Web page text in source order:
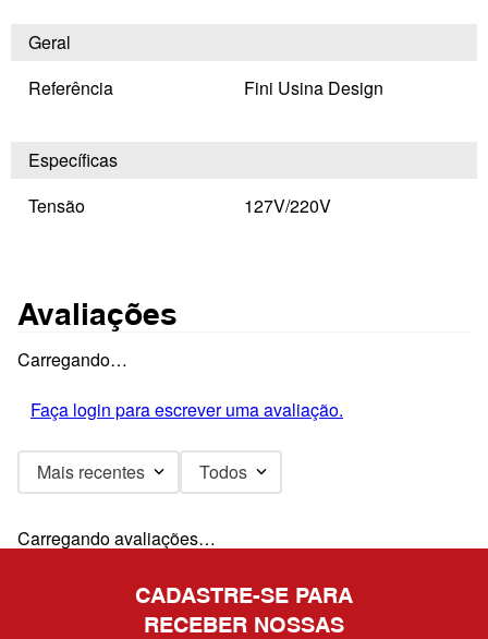
Geral
Referência
Fini Usina Design
Específicas
Tensão
127V/220V
Avaliações
Carregando…
Faça login para escrever uma avaliação.
Mais recentes Todos
Carregando avaliações…
CADASTRE-SE PARA
RECEBER NOSSAS